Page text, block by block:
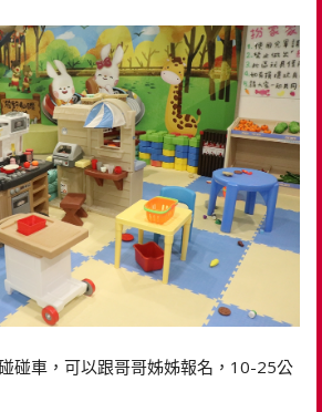
碰車，可以跟哥哥姊姊報名，10-25公